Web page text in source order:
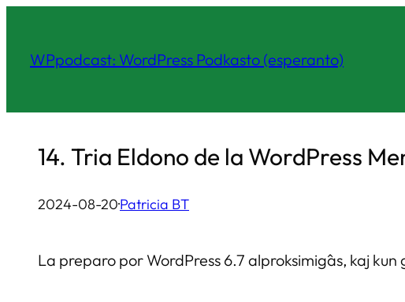
WPpodcast: WordPress Podkasto (esperanto)
14. Tria Eldono de la WordPress
2024-08-20·Patricia BT
La preparo por WordPress 6.7 alproksimiĝas, kaj